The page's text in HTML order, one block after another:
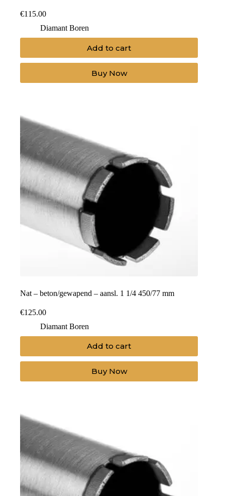
€115.00
Diamant Boren
Add to cart
Buy Now
Nat – beton/gewapend – aansl. 1 1/4 450/77 mm
€125.00
Diamant Boren
Add to cart
Buy Now